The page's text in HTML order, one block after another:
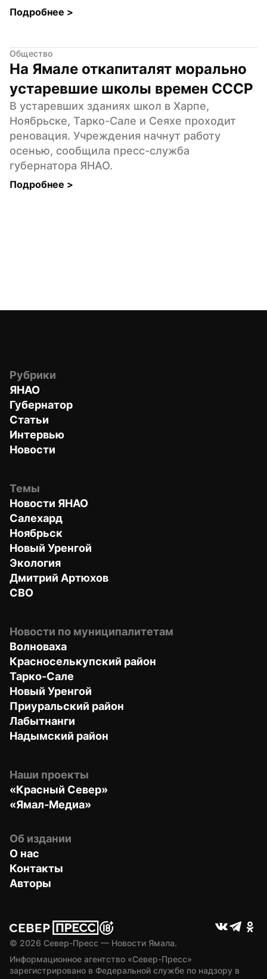
Подробнее >
Общество
На Ямале откапиталят морально
устаревшие школы времен СССР
В устаревших зданиях школ в Харпе,
Ноябрьске, Тарко-Сале и Сеяхе проходит
реновация. Учреждения начнут работу
осенью, сообщила пресс-служба
губернатора ЯНАО.
Подробнее >
Рубрики
ЯНАО
Губернатор
Статьи
Интервью
Новости
Темы
Новости ЯНАО
Салехард
Ноябрьск
Новый Уренгой
Экология
Дмитрий Артюхов
СВО
Новости по муниципалитетам
Волноваха
Красноселькупский район
Тарко-Сале
Новый Уренгой
Приуральский район
Лабытнанги
Надымский район
Наши проекты
«Красный Север»
«Ямал-Медиа»
Об издании
О нас
Контакты
Авторы
© 2026 Север-Пресс — Новости Ямала.
Информационное агентство «Север-Пресс»
зарегистрировано в Федеральной службе по надзору в